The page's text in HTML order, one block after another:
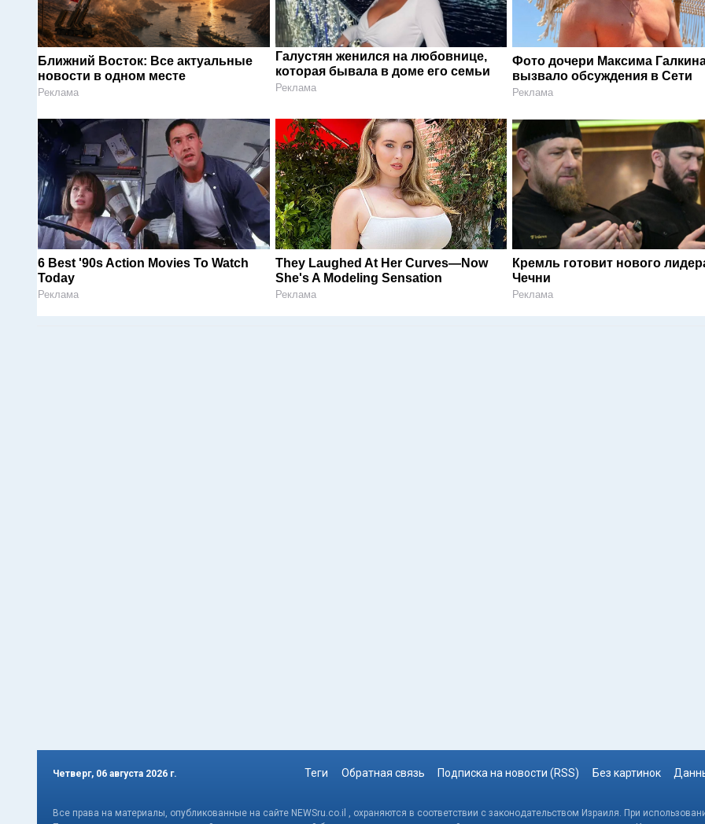
Ближний Восток: Все актуальные
новости в одном месте
Реклама
Галустян женился на любовнице,
которая бывала в доме его семьи
Реклама
Фото дочери Максима
вызвало обсуждения в Сети
Реклама
6 Best '90s Action Movies To Watch
Today
Реклама
They Laughed At Her Curves—Now
She's A Modeling Sensation
Реклама
Кремль готовит нового
Чечни
Реклама
Четверг, 06 августа 2026 г. Теги Обратная связь Подписка на новости (RSS) Без картинок
Все права на материалы, опубликованные на сайте NEWSru.co.il , охраняются в соответствии с законодательством Израиля. При